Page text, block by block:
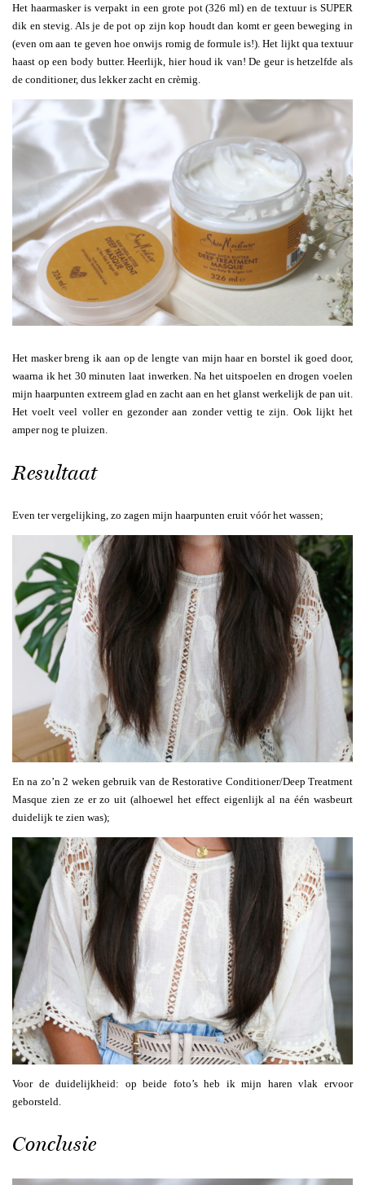
Het haarmasker is verpakt in een grote pot (326 ml) en de textuur is SUPER
dik en stevig. Als je de pot op zijn kop houdt dan komt er geen beweging in
(even om aan te geven hoe onwijs romig de formule is!). Het lijkt qua textuur
haast op een body butter. Heerlijk, hier houd ik van! De geur is hetzelfde als
de conditioner, dus lekker zacht en crèmig.
Het masker breng ik aan op de lengte van mijn haar en borstel ik goed door,
waarna ik het 30 minuten laat inwerken. Na het uitspoelen en drogen voelen
mijn haarpunten extreem glad en zacht aan en het glanst werkelijk de pan uit.
Het voelt veel voller en gezonder aan zonder vettig te zijn. Ook lijkt het
amper nog te pluizen.
Resultaat
Even ter vergelijking, zo zagen mijn haarpunten eruit vóór het wassen;
En na zo’n 2 weken gebruik van de Restorative Conditioner/Deep Treatment
Masque zien ze er zo uit (alhoewel het effect eigenlijk al na één wasbeurt
duidelijk te zien was);
Voor de duidelijkheid: op beide foto’s heb ik mijn haren vlak ervoor
geborsteld.
Conclusie